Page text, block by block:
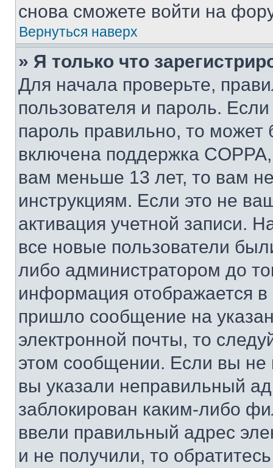
снова сможете войти на
Вернуться наверх
» Я только что
Для начала проверьте,
пользователя и пароль.
пароль правильно, то может
включена поддержка
вам меньше 13 лет, то вам
инструкциям. Если это не
активация учетной записи.
все новые пользователи
либо администратором до
информация отображается
пришло сообщение на
электронной почты, то
этом сообщении. Если вы
вы указали неправильный
заблокирован каким-либо
ввели правильный адрес
и не получили, то